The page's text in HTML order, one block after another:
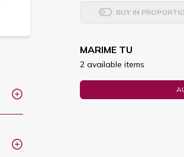
BUY IN
MARIME TU
2 available items